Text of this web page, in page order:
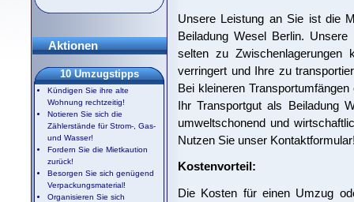
Unsere Leistung an Sie ist die
Beiladung Wesel Berlin.
selten zu Zwischenlagerungen
verringert und Ihre zu
Bei kleineren
Ihr Transportgut als Beiladung
umweltschonend und
Nutzen Sie unser
Kostenvorteil:
Die Kosten für einen Umzug
Aktionen
10 Umzugstipps
Kündigen Sie ihre alte
Wohnung rechtzeitig!
Notieren Sie sich die
Zählerstände für Strom-, Gas-
und Wasser!
Fordern Sie die Mietkaution
zurück!
Besorgen Sie sich genügend
Verpackungsmaterial!
Organisieren Sie sich